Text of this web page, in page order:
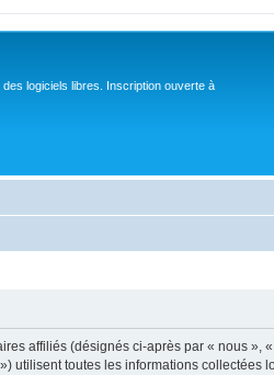
logiciels libres. Inscription ouverte à
affiliés (désignés ci-après par « nous »,
toutes les informations collectées